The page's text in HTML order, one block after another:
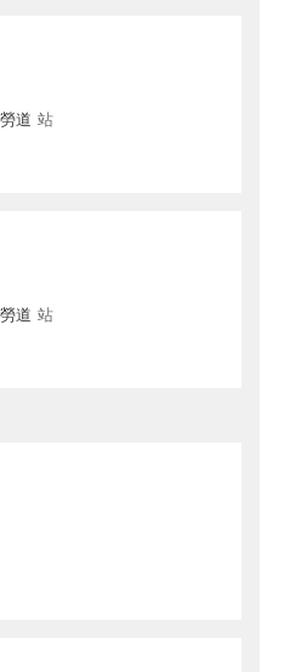
道 站
道 站